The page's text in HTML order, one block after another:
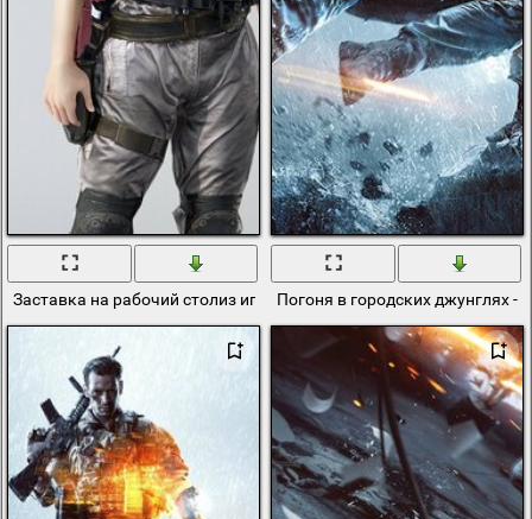
Заставка на рабочий столиз игры Батлфилд девушка
Погоня в городских джунглях -